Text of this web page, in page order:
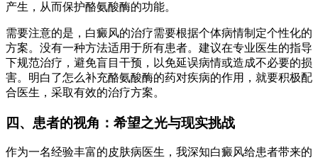
产生，从而保护酪氨酸酶的功能。
需要注意的是，白癜风的治疗需要根据个体病情制定个性化的
方案。没有一种方法适用于所有患者。建议在专业医生的指导
下规范治疗，避免盲目干预，以免延误病情或造成不必要的损
害。明白了怎么补充酪氨酸酶的药对疾病的作用，就要积极配
合医生，采取有效的治疗方案。
四、患者的视角：希望之光与现实挑战
作为一名经验丰富的皮肤病医生，我深知白癜风给患者带来的